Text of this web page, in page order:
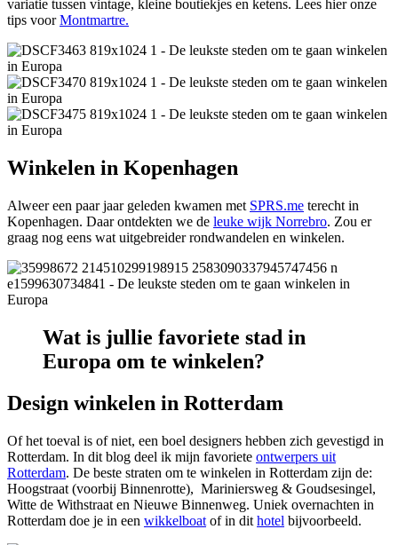
variatie tussen vintage, kleine boutiekjes en ketens. Lees hier onze
tips voorMontmartre.
Winkelen in Kopenhagen
Alweer een paar jaar geleden kwamen met SPRS.me terecht in
Kopenhagen. Daar ontdekten we de leuke wijk Norrebro. Zou er
graag nog eens wat uitgebreider rondwandelen en winkelen.
Wat is jullie favoriete stad in
Europa om te winkelen?
Design winkelen in Rotterdam
Of het toeval is of niet, een boel designers hebben zich gevestigd in
Rotterdam. In dit blog deel ik mijn favoriete ontwerpers uit
Rotterdam. De beste straten om te winkelen in Rotterdam zijn de:
Hoogstraat (voorbij Binnenrotte), Mariniersweg & Goudsesingel,
Witte de Withstraat en Nieuwe Binnenweg. Uniek overnachten in
Rotterdam doe je in een wikkelboat of in dit hotel bijvoorbeeld.